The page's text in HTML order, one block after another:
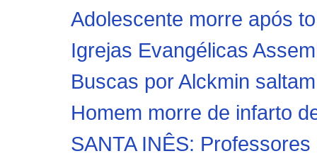
Adolescente morre após
Igrejas Evangélicas
Buscas por Alckmin
Homem morre de infarto
SANTA INÊS: